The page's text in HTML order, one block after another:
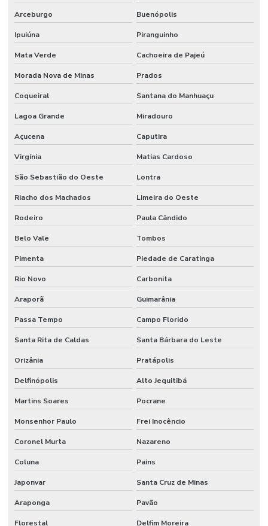
Arceburgo Buenópolis
Ipuiúna Piranguinho
Mata Verde Cachoeira de Pajeú
Morada Nova de Minas Prados
Coqueiral Santana do Manhuaçu
Lagoa Grande Miradouro
Açucena Caputira
Virgínia Matias Cardoso
São Sebastião do Oeste Lontra
Riacho dos Machados Limeira do Oeste
Rodeiro Paula Cândido
Belo Vale Tombos
Pimenta Piedade de Caratinga
Rio Novo Carbonita
Araporã Guimarânia
Passa Tempo Campo Florido
Santa Rita de Caldas Santa Bárbara do Leste
Orizânia Pratápolis
Delfinópolis Alto Jequitibá
Martins Soares Pocrane
Monsenhor Paulo Frei Inocêncio
Coronel Murta Nazareno
Coluna Pains
Japonvar Santa Cruz de Minas
Araponga Pavão
Florestal Delfim Moreira